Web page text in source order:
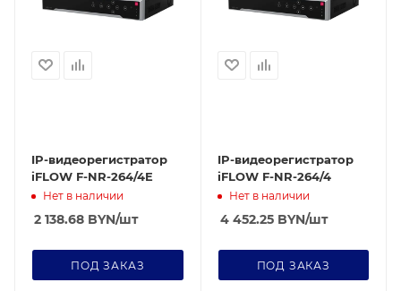
IP-видеорегистратор
iFLOW F-NR-264/4E
Нет в наличии
2 138.68 BYN/шт
ПОД ЗАКАЗ
IP-видеорегистратор
iFLOW F-NR-264/4
Нет в наличии
4 452.25BYN/шт
ПОД ЗАКАЗ